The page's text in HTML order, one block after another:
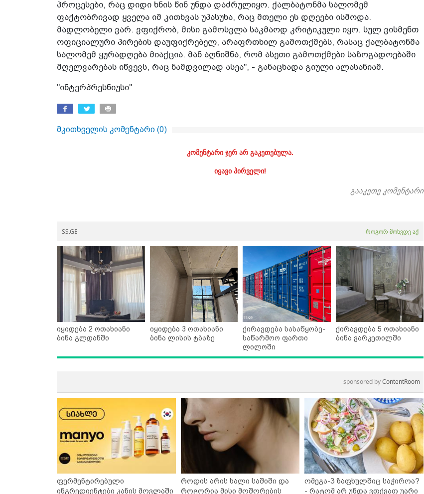
პროცესები, რაც დიდი ხნის წინ უნდა დაძრულიყო. ქალბატონმა სალომემ
ფაქტობრივად ყველა იმ კითხვას უპასუხა, რაც მთელი ეს დღეები ისმოდა.
მადლობელი ვარ. ვფიქრობ, მისი გამოსვლა საკმაოდ კრიტიკული იყო. სულ ვისმენთ
ოფიციალური პირების დაუფიქრებელ, არაფრთხილ გამოთქმებს, რასაც ქალბატონმა
სალომემ ყურადღება მიაქცია. მან აღნიშნა, რომ ასეთი გამოთქმები საზოგადოებაში
მღელვარებას იწვევს, რაც ნამდვილად ასეა", - განაცხადა გიული ალასანიამ.
"ინტერპრესნიუსი"
მკითხველის კომენტარი (0)
კომენტარი ჯერ არ გაკეთებულა.
იყავი პირველი!
გააკეთე კომენტარი
SS.GE როგორ მოხვდე აქ
იყიდება 2 ოთახიანი
ბინა გლდანში
იყიდება 3 ოთახიანი
ბინა ლისის ტბაზე
ქირავდება სასაწყობე-
საწარმოო ფართი
ლილოში
ქირავდება 5 ოთახიანი
ბინა ვარკეთილში
sponsored byContentRoom
ფერმენტირებული
ინგრედიენტები კანის მოვლაში
როდის არის ხალი საშიში და
როგორია მისი მოშორების
ომეგა-3 ზაფხულშიც საჭიროა?
- რატომ არ უნდა ვთქვათ უარი